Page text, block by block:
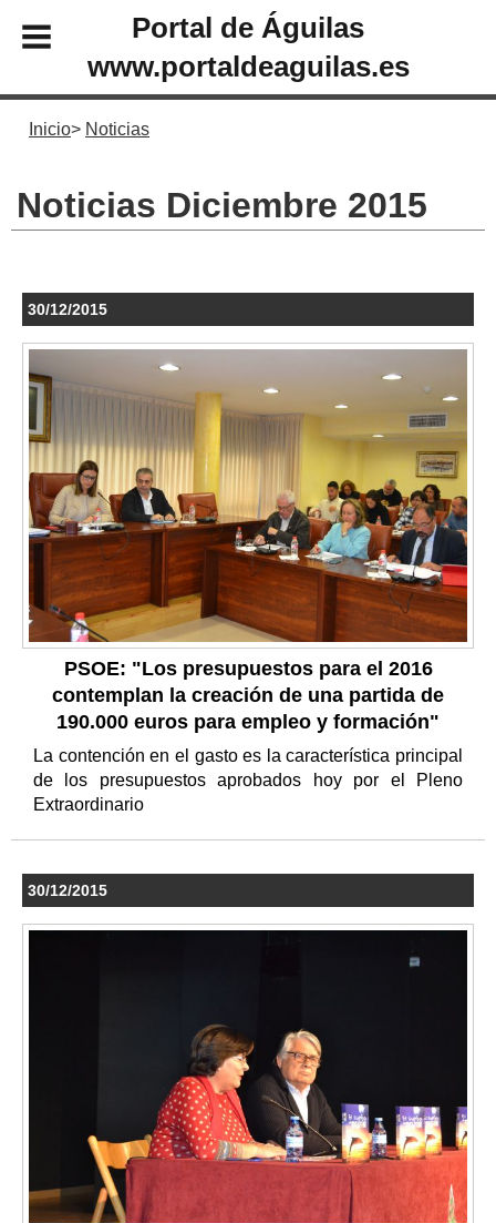
Portal de Águilas
www.portaldeaguilas.es
Inicio Noticias
Noticias Diciembre 2015
30/12/2015
PSOE: "Los presupuestos para el 2016
contemplan la creación de una partida de
190.000 euros para empleo y formación"
La contención en el gasto es la característica principal
de los presupuestos aprobados hoy por el Pleno
Extraordinario
30/12/2015